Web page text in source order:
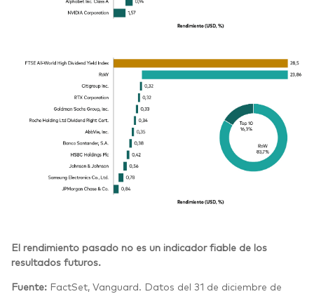
El rendimiento pasado no es un indicador fiable de los
resultados futuros.
Fuente: FactSet, Vanguard. Datos del 31 de diciembre de